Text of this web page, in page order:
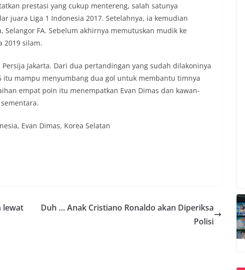
prestasi yang cukup mentereng, salah satunya
juara Liga 1 Indonesia 2017. Setelahnya, ia kemudian
FA. Sebelum akhirnya memutuskan mudik ke
2019 silam.
Jakarta. Dari dua pertandingan yang sudah dilakoninya
mampu menyumbang dua gol untuk membantu timnya
empat poin itu menempatkan Evan Dimas dan kawan-
Evan Dimas, Korea Selatan
lewat
Duh … Anak Cristiano Ronaldo akan Diperiksa
Polisi